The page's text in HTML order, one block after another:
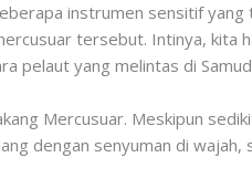
instrumen sensitif
tersebut. Intinya, kita
pelaut yang melintas di
Mercusuar. Meskipun
dengan senyuman di